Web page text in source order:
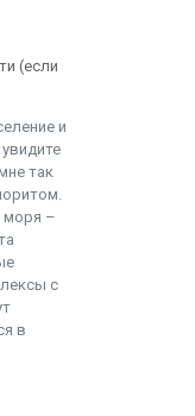
(если
и
так
моря –
с
в